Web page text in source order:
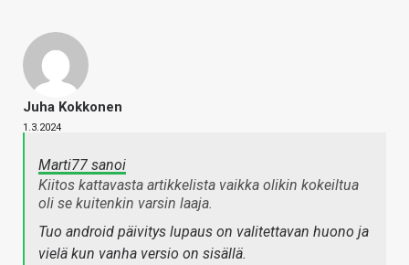
Juha Kokkonen
1.3.2024
Marti77 sanoi
Kiitos kattavasta artikkelista vaikka olikin kokeiltua
oli se kuitenkin varsin laaja.
Tuo android päivitys lupaus on valitettavan huono ja
vielä kun vanha versio on sisällä.